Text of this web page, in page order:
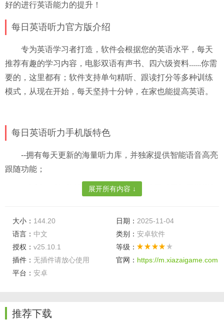
好的进行英语能力的提升！
每日英语听力官方版介绍
专为英语学习者打造，软件会根据您的英语水平，每天
推荐有趣的学习内容，电影双语有声书、四六级资料......你需
要的，这里都有；软件支持单句精听、跟读打分等多种训练
模式，从现在开始，每天坚持十分钟，在家也能提高英语。
每日英语听力手机版特色
--拥有每天更新的海量听力库，并独家提供智能语音高亮
跟随功能；
--全新百科智能提示，让你训练听力的同时不知不觉增加
--全新fm电台功能，实时流畅收听最新英语节目，锻炼英
语听力必备；
单词轻松搞定；
--支持听力上传，听众能在官网上传自己的资源，我们为
展开所有内容 ↓
大小： 144.20 日期： 2025-11-04
语言： 中文 类别： 安卓软件
授权： v25.10.1
等级：
插件： 无插件请放心使用 官网： https://m.xiazaigame.com
平台： 安卓
推荐下载